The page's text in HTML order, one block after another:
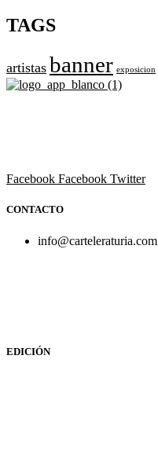
TAGS
artistas banner exposicion
Facebook Facebook Twitter
CONTACTO
info@carteleraturia.com
EDICIÓN